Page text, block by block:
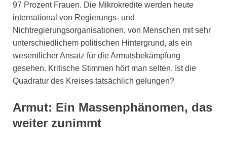
97 Prozent Frauen. Die Mikrokredite werden heute
international von Regierungs- und
Nichtregierungsorganisationen, von Menschen mit sehr
unterschiedlichem politischen Hintergrund, als ein
wesentlicher Ansatz für die Armutsbekämpfung
gesehen. Kritische Stimmen hört man selten. Ist die
Quadratur des Kreises tatsächlich gelungen?
Armut: Ein Massenphänomen, das
weiter zunimmt